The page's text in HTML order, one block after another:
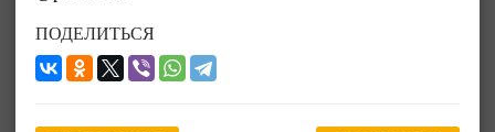
ПОДЕЛИТЬСЯ